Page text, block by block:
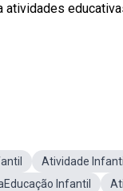
Atividade
Infantil